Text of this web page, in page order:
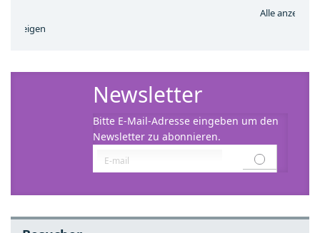
Alle anzeigen
Newsletter
Bitte E-Mail-Adresse eingeben um den
Newsletter zu abonnieren.
Besucher